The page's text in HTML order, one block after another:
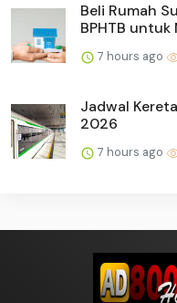
Beli Rumah
BPHTB untuk
7 hours ago
Jadwal
2026
7 hours ago